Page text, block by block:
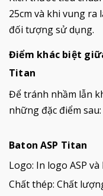
25cm và khi vung ra
đối tượng sử dụng.
Điểm khác biệt
Titan
Để tránh nhầm lẫn
những đặc điểm sau:
Baton ASP Titan
Logo: In logo ASP
Chất thép: Chất